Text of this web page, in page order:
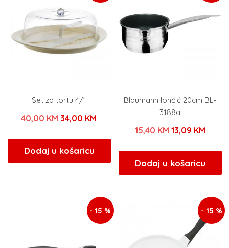
Set za tortu 4/1
40,00KM Izvorna
bila
je:
34,00 KM
34,00 KM.
Dodaj u košaricu
Blaumann lončić 20cm BL-
3188a
15,40KM Izvorna
bila
je:
13,09 KM
je:
13,09
Dodaj u košaricu
- 15 % - 15 %